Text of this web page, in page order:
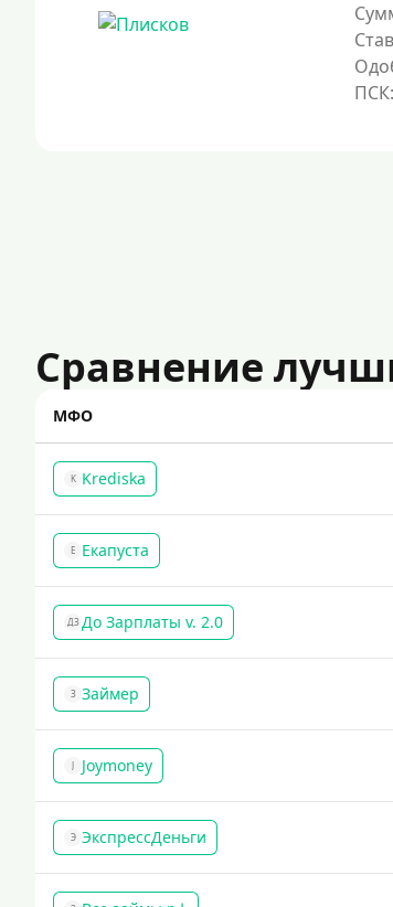
Сравнение
МФО
K Krediska
Е Екапуста
ДЗ До Зарплаты v. 2.0
З Займер
J Joymoney
Э ЭкспрессДеньги